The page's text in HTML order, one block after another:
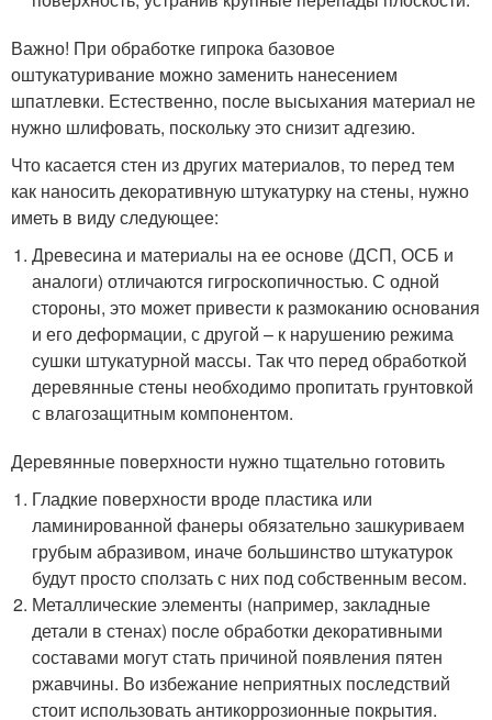
Важно! При обработке гипрока базовое
оштукатуривание можно заменить нанесением
шпатлевки. Естественно, после высыхания материал не
нужно шлифовать, поскольку это снизит адгезию.
Что касается стен из других материалов, то перед тем
как наносить декоративную штукатурку на стены, нужно
иметь в виду следующее:
Древесина и материалы на ее основе (ДСП, ОСБ и
аналоги) отличаются гигроскопичностью. С одной
стороны, это может привести к размоканию основания
и его деформации, с другой – к нарушению режима
сушки штукатурной массы. Так что перед обработкой
деревянные стены необходимо пропитать грунтовкой
с влагозащитным компонентом.
Деревянные поверхности нужно тщательно готовить
Гладкие поверхности вроде пластика или
ламинированной фанеры обязательно зашкуриваем
грубым абразивом, иначе большинство штукатурок
будут просто сползать с них под собственным весом.
Металлические элементы (например, закладные
детали в стенах) после обработки декоративными
составами могут стать причиной появления пятен
ржавчины. Во избежание неприятных последствий
стоит использовать антикоррозионные покрытия.